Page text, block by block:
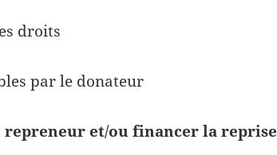
droits
par le donateur
et/ou financer la reprise